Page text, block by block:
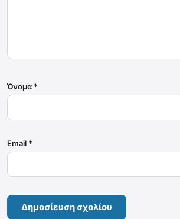
Όνομα *
Email *